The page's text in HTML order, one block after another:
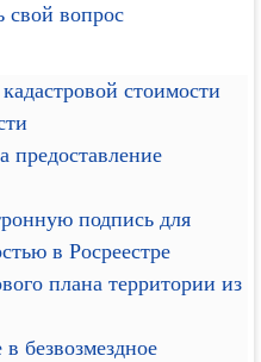
свой вопрос
стоимости
предоставление
подпись для
в Росреестре
плана территории из
безвозмездное